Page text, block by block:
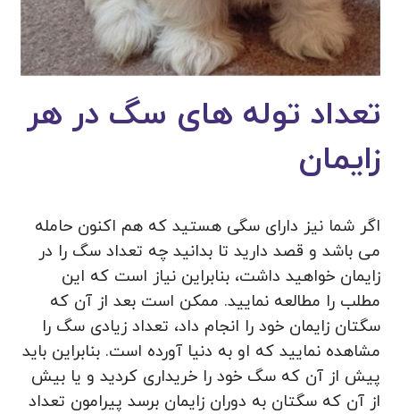
تعداد توله های سگ در هر
زایمان
اگر شما نیز دارای سگی هستید که هم اکنون حامله
می باشد و قصد دارید تا بدانید چه تعداد سگ را در
زایمان خواهید داشت، بنابراین نیاز است که این
مطلب را مطالعه نمایید. ممکن است بعد از آن که
سگتان زایمان خود را انجام داد، تعداد زیادی سگ را
مشاهده نمایید که او به دنیا آورده است. بنابراین باید
پیش از آن که سگ خود را خریداری کردید و یا بیش
از آن که سگتان به دوران زایمان برسد پیرامون تعداد